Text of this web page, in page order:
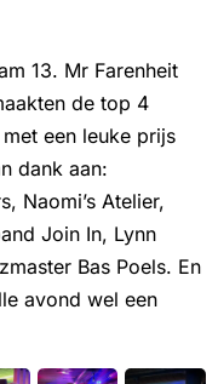
13. Mr Farenheit
de top 4
een leuke prijs
dank aan:
Naomi’s Atelier,
Join In, Lynn
Bas Poels. En
avond wel een